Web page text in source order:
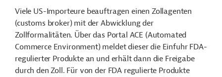
Viele US-Importeure beauftragen einen Zollagenten
(customs broker) mit der Abwicklung der
Zollformalitäten. Über das Portal ACE (Automated
Commerce Environment) meldet dieser die Einfuhr FDA-
regulierter Produkte an und erhält dann die Freigabe
durch den Zoll. Für von der FDA regulierte Produkte